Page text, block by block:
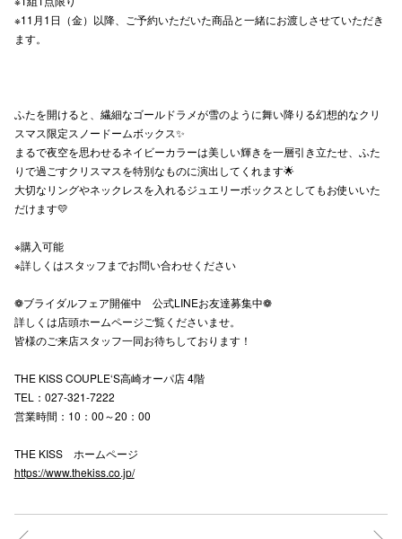
※11月1日（金）以降、ご予約いただいた商品と一緒にお渡しさせていただき
ます。
ふたを開けると、繊細なゴールドラメが雪のように舞い降りる幻想的なクリ
スマス限定スノードームボックス✨
まるで夜空を思わせるネイビーカラーは美しい輝きを一層引き立たせ、ふた
りで過ごすクリスマスを特別なものに演出してくれます🌟
大切なリングやネックレスを入れるジュエリーボックスとしてもお使いいた
だけます💛
※購入可能
※詳しくはスタッフまでお問い合わせください
❁ブライダルフェア開催中 公式LINEお友達募集中❁
詳しくは店頭ホームページご覧くださいませ。
皆様のご来店スタッフ一同お待ちしております！
THE KISS COUPLE‘S高崎オーパ店 4階
TEL：027-321-7222
営業時間：10：00～20：00
THE KISS ホームページ
https://www.thekiss.co.jp/
ソーシャル